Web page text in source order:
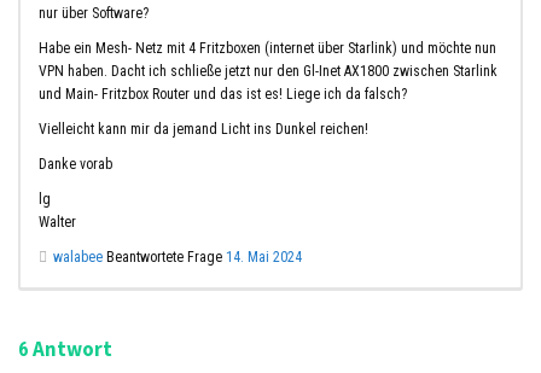
nur über Software?
Habe ein Mesh- Netz mit 4 Fritzboxen (internet über Starlink) und möchte nun
VPN haben. Dacht ich schließe jetzt nur den Gl-Inet AX1800 zwischen Starlink
und Main- Fritzbox Router und das ist es! Liege ich da falsch?
Vielleicht kann mir da jemand Licht ins Dunkel reichen!
Danke vorab
lg
Walter
walabee Beantwortete Frage 14. Mai 2024
6 Antwort